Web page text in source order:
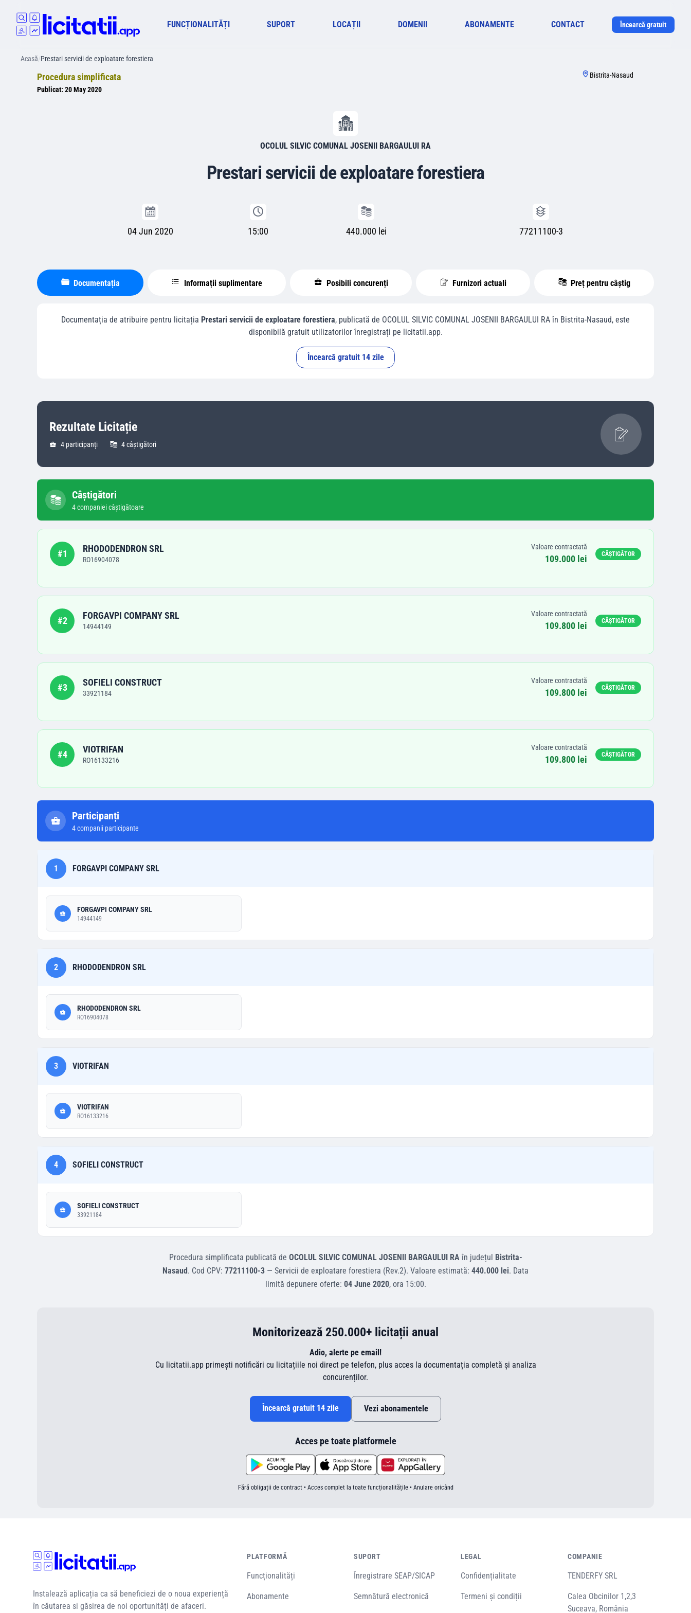
FUNCȚIONALITĂȚI SUPORT LOCAȚII DOMENII ABONAMENTE CONTACT Încearcă gratuit
Acasă/Prestari servicii de exploatare forestiera
Procedura simplificata
Publicat: 20 May 2020
Bistrita-Nasaud
OCOLUL SILVIC COMUNAL JOSENII BARGAULUI RA
Prestari servicii de exploatare forestiera
04 Jun 2020 15:00 440.000 lei 77211100-3
Documentația Informații suplimentare Posibili concurenți Furnizori actuali Preț pentru câștig
Documentația de atribuire pentru licitația Prestari servicii de exploatare forestiera, publicată de OCOLUL SILVIC COMUNAL JOSENII BARGAULUI RA în Bistrita-Nasaud, este
disponibilă gratuit utilizatorilor înregistrați pe licitatii.app.
Încearcă gratuit 14 zile
Rezultate Licitație
4 participanți 4câștigători
Câștigători
4companieicâștigătoare
#1 RHODODENDRON SRL
RO16904078
Valoare contractată
109.000 lei CÂȘTIGĂTOR
#2 FORGAVPI COMPANY SRL
14944149
Valoare contractată
109.800 lei CÂȘTIGĂTOR
#3 SOFIELI CONSTRUCT
33921184
Valoare contractată
109.800 lei CÂȘTIGĂTOR
#4 VIOTRIFAN
RO16133216
Valoare contractată
109.800 lei CÂȘTIGĂTOR
Participanți
4companii participante
1 FORGAVPI COMPANY SRL
FORGAVPI COMPANY SRL
14944149
2 RHODODENDRON SRL
RHODODENDRON SRL
RO16904078
3 VIOTRIFAN
VIOTRIFAN
RO16133216
4 SOFIELI CONSTRUCT
SOFIELI CONSTRUCT
33921184
Procedura simplificata publicată de OCOLUL SILVIC COMUNAL JOSENII BARGAULUI RAîn județul Bistrita-
Nasaud. Cod CPV: 77211100-3 — Servicii de exploatare forestiera (Rev.2). Valoare estimată: 440.000 lei. Data
limită depunere oferte: 04 June 2020, ora 15:00.
Monitorizează 250.000+ licitații anual
Adio, alerte pe email!
Cu licitatii.app primești notificări cu licitațiile noi direct pe telefon, plus acces la documentația completă și analiza
concurenților.
Încearcă gratuit 14 zile Vezi abonamentele
Acces pe toate platformele
Fără obligații de contract • Acces complet la toate funcționalitățile • Anulare oricând
Instalează aplicația ca să beneficiezi de o noua experiență
în căutarea si găsirea de noi oportunități de afaceri.
PLATFORMĂ
Funcționalități
Abonamente
SUPORT
Înregistrare SEAP/SICAP
Semnătură electronică
LEGAL
Confidențialitate
Termeni și condiții
COMPANIE
TENDERFY SRL
Calea Obcinilor 1,2,3
Suceava, România